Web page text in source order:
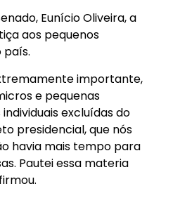
Eunício Oliveira, a
aos pequenos
importante,
e pequenas
excluídas do
presidencial, que nós
havia mais tempo para
Pautei essa materia